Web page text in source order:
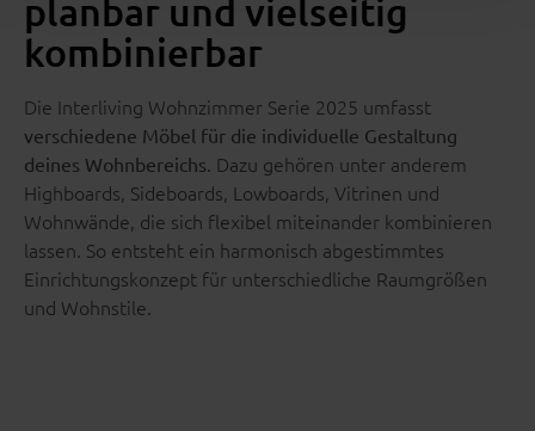
planbar und vielseitig
kombinierbar
Die Interliving Wohnzimmer Serie 2025 umfasst
verschiedene Möbel für die individuelle Gestaltung
deines Wohnbereichs. Dazu gehören unter anderem
Highboards, Sideboards, Lowboards, Vitrinen und
Wohnwände, die sich flexibel miteinander kombinieren
lassen. So entsteht ein harmonisch abgestimmtes
Einrichtungskonzept für unterschiedliche Raumgrößen
und Wohnstile.